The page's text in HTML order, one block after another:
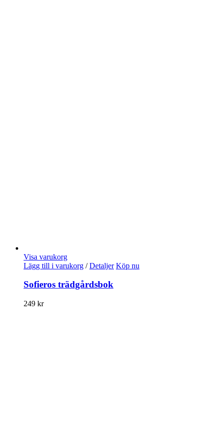
Visa varukorg
Lägg till i varukorg / Detaljer Köp nu
Sofieros trädgårdsbok
249 kr